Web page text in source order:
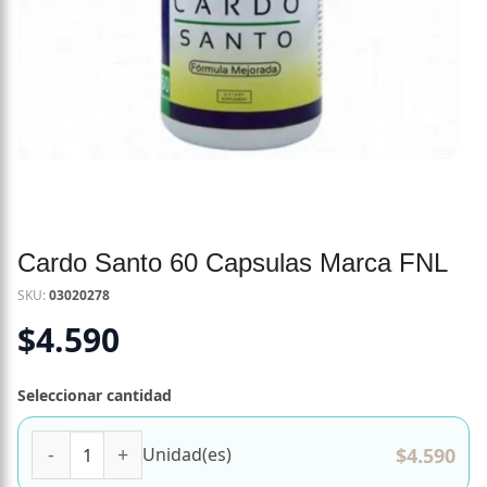
Cardo Santo 60 Capsulas Marca FNL
SKU:03020278
$4.590
Seleccionar cantidad
Unidad(es) $4.590